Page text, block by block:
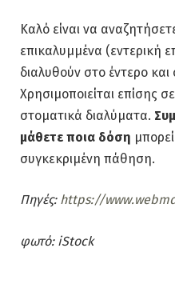
Καλό είναι να
επικαλυμμένα (εντερική
διαλυθούν στο έντερο και
Χρησιμοποιείται επίσης
στοματικά διαλύματα.
μάθετε ποια δόση
συγκεκριμένη πάθηση.
Πηγές: https://
φωτό: iStock